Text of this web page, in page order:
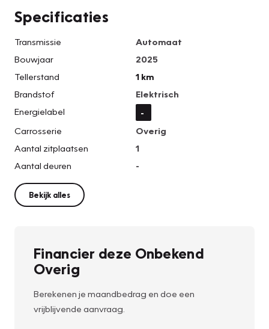
Specificaties
Transmissie
Automaat
Bouwjaar
2025
Tellerstand
1 km
Brandstof
Elektrisch
Energielabel
-
Carrosserie
Overig
Aantal zitplaatsen
1
Aantal deuren
-
Bekijk alles
Financier deze Onbekend
Overig
Berekenen je maandbedrag en doe een
vrijblijvende aanvraag.